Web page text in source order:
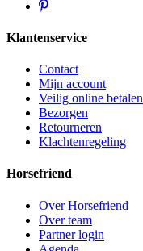
Klantenservice
Contact
Mijn account
Veilig online betalen
Bezorgen
Retourneren
Klachtenregeling
Horsefriend
Over Horsefriend
Over team
Partner login